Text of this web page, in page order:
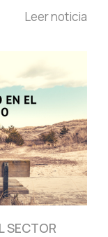
Leer noticia
SECTOR